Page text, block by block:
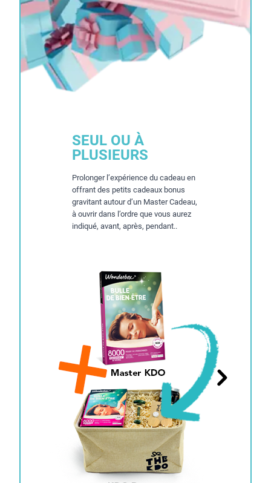
SEUL OU À
PLUSIEURS
Prolonger l’expérience du cadeau en
offrant des petits cadeaux bonus
gravitant autour d’un Master Cadeau,
à ouvrir dans l’ordre que vous aurez
indiqué, avant, après, pendant..